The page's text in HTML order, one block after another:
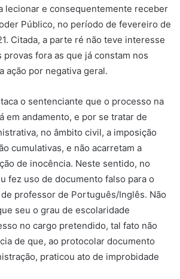
lecionar e consequentemente receber
Público, no período de fevereiro de
Citada, a parte ré não teve interesse
fora as que já constam nos
ação por negativa geral.
o sentenciante que o processo na
em andamento, e por se tratar de
no âmbito civil, a imposição
cumulativas, e não acarretam a
de inocência. Neste sentido, no
fez uso de documento falso para o
professor de Português/Inglês. Não
seu o grau de escolaridade
no cargo pretendido, tal fato não
de que, ao protocolar documento
praticou ato de improbidade